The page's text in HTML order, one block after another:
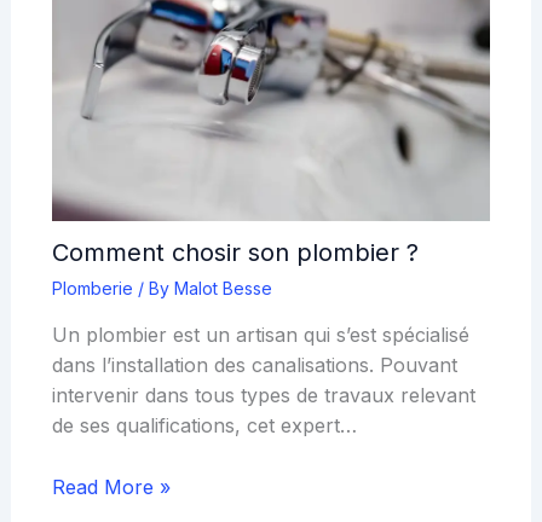
Comment chosir son plombier ?
Plomberie / By Malot Besse
Un plombier est un artisan qui s’est spécialisé
dans l’installation des canalisations. Pouvant
intervenir dans tous types de travaux relevant
de ses qualifications, cet expert…
Read More »